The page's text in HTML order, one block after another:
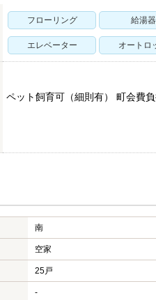
フローリング 給湯器
エレベーター オートロ
ペット飼育可（細則有） 町会費
南
空家
25戸
-